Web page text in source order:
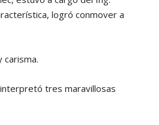
logró conmover a
tres maravillosas